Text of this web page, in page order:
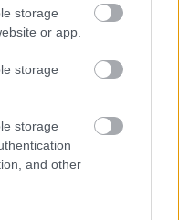
storage
or app.
storage
storage
and other
át, hiszen
baj, ha nem
ne engedd, hogy
megvalósításában.